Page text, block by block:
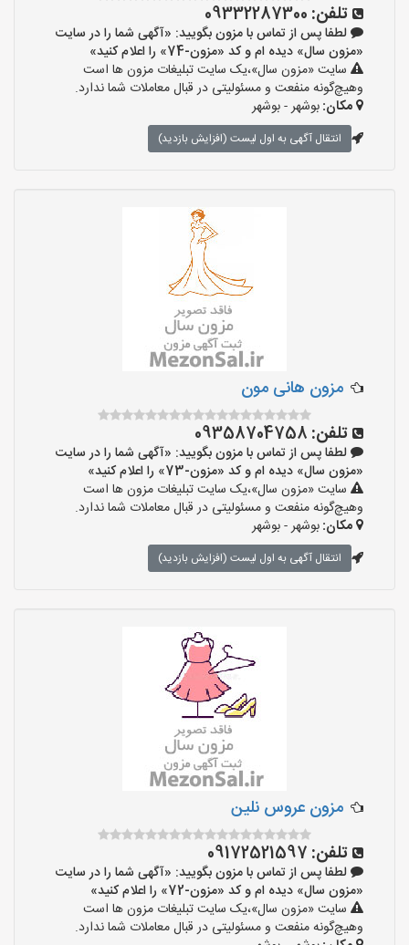
تلفن: 09332287300
لطفا پس از تماس با مزون بگویید: «آگهی شما را در سایت
«مزون سال» دیده ام و کد «مزون-74» را اعلام کنید»
سایت «مزون سال»،یک سایت تبلیغات مزون ها است
وهیچ‌گونه منفعت و مسئولیتی در قبال معاملات شما ندارد.
مکان:بوشهر - بوشهر
انتقال آگهی به اول لیست (افزایش بازدید)
مزون هانی مون
تلفن: 09358704758
لطفا پس از تماس با مزون بگویید: «آگهی شما را در سایت
«مزون سال» دیده ام و کد «مزون-73» را اعلام کنید»
سایت «مزون سال»،یک سایت تبلیغات مزون ها است
وهیچ‌گونه منفعت و مسئولیتی در قبال معاملات شما ندارد.
مکان:بوشهر - بوشهر
انتقال آگهی به اول لیست (افزایش بازدید)
مزون عروس نلین
تلفن: 09172521597
لطفا پس از تماس با مزون بگویید: «آگهی شما را در سایت
«مزون سال» دیده ام و کد «مزون-72» را اعلام کنید»
سایت «مزون سال»،یک سایت تبلیغات مزون ها است
وهیچ‌گونه منفعت و مسئولیتی در قبال معاملات شما ندارد.